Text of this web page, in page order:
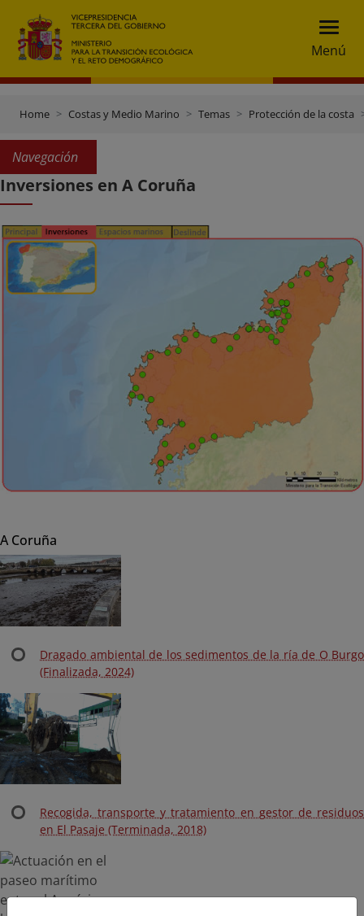
Menú
Home Costas y Medio Marino Temas Protección de la costa
Navegación
Inversiones en A Coruña
A Coruña
Dragado ambiental de los sedimentos de la ría de O Burgo
(Finalizada, 2024)
Recogida, transporte y tratamiento en gestor de residuos
en El Pasaje (Terminada, 2018)